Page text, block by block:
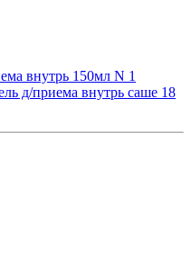
внутрь 150мл N 1
д/приема внутрь саше 18